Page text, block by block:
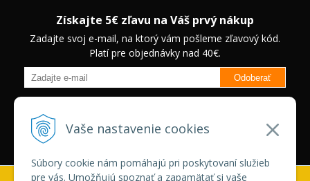
Vaše nastavenie cookies
Súbory cookie nám pomáhajú pri poskytovaní služieb
pre vás. Umožňujú spoznať a zapamätať si vaše
Získajte 5€ zľavu na Váš prvý nákup
Zadajte svoj e-mail, na ktorý vám pošleme zľavový kód.
Platí pre objednávky nad 40€.
Odoberať
zľavách na vybrané produkty.
Neplatí pre Veľkoobchodných
zákazníkov.